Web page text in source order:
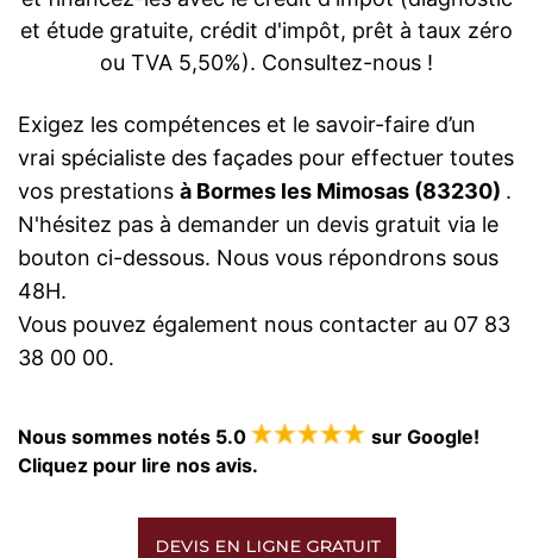
et étude gratuite, crédit d'impôt, prêt à taux zéro
ou TVA 5,50%). Consultez-nous !
Exigez les compétences et le savoir-faire d’un
vrai spécialiste des façades pour effectuer toutes
vos prestations à Bormes les Mimosas (83230) .
N'hésitez pas à demander un devis gratuit via le
bouton ci-dessous. Nous vous répondrons sous
48H.
Vous pouvez également nous contacter au 07 83
38 00 00.
Nous sommes notés 5.0
sur Google!
Cliquez pour lire nos avis.
DEVIS EN LIGNE GRATUIT